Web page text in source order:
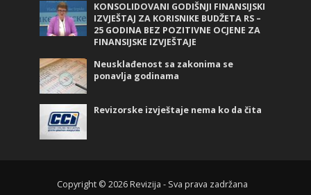
KONSOLIDOVANI GODIŠNJI FINANSIJSKI
IZVJEŠTAJ ZA KORISNIKE BUDŽETA RS –
25 GODINA BEZ POZITIVNE OCJENE ZA
FINANSIJSKE IZVJEŠTAJE
Neusklađenost sa zakonima se
ponavlja godinama
Revizorske izvještaje nema ko da čita
Copyright © 2026 Revizija - Sva prava zadržana